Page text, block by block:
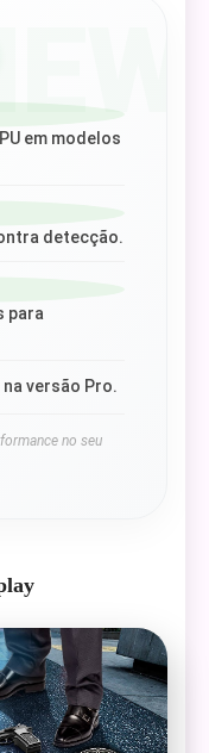
em modelos
detecção.
para
versão Pro.
no seu